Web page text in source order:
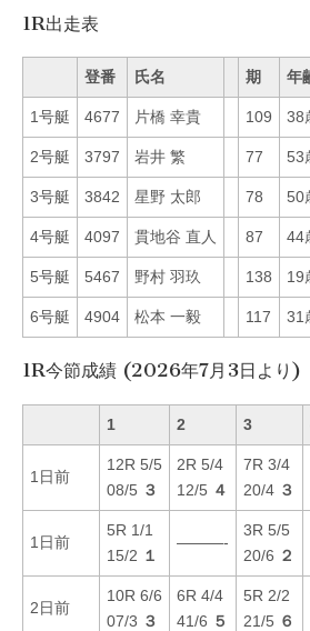
1R出走表
登番 氏名 期 年
1号艇 4677 片橋 幸貴 109 38
2号艇 3797 岩井 繁 77 53
3号艇 3842 星野 太郎 78 50
4号艇 4097 貫地谷 直人 87 44
5号艇 5467 野村 羽玖 138 19
6号艇 4904 松本 一毅 117 31
1R今節成績 (2026年7月3日より)
1 2 3
1日前
12R 5/5
08/5 ３
2R 5/4
12/5 ４
7R 3/4
20/4 ３
1日前
5R 1/1
15/2 １
———-
3R 5/5
20/6 ２
2日前
10R 6/6
07/3 ３
6R 4/4
41/6 ５
5R 2/2
21/5 ６